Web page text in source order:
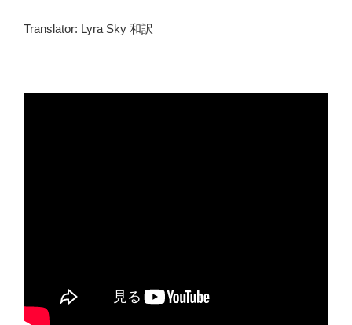
Translator: Lyra Sky 和訳